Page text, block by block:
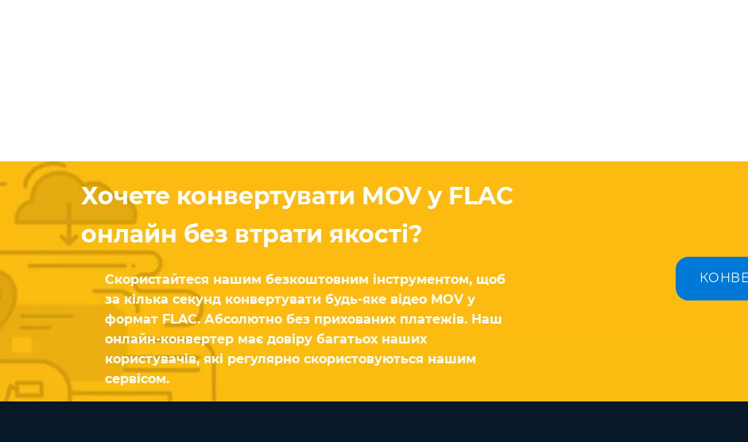
Хочете конвертувати MOV у FLAC
онлайн без втрати якості?
Скористайтеся нашим безкоштовним інструментом, щоб
за кілька секунд конвертувати будь-яке відео MOV у
формат FLAC. Абсолютно без прихованих платежів. Наш
онлайн-конвертер має довіру багатьох наших
користувачів, які регулярно скористовуються нашим
сервісом.